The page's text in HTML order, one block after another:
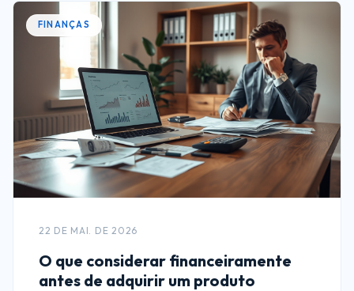
FINANÇAS
22 DE MAI. DE 2026
O que considerar financeiramente
antes de adquirir um produto